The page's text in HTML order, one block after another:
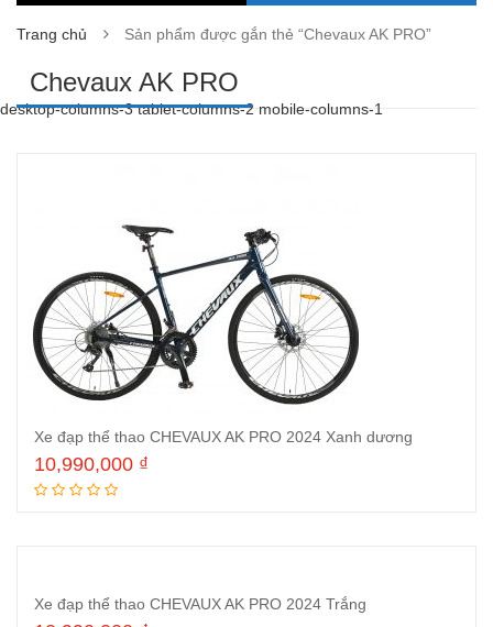
Trang chủ Sản phẩm được gắn thẻ “Chevaux AK PRO”
Chevaux AK PRO
desktop-columns-3 tablet-columns-2 mobile-columns-1
Xe đạp thể thao CHEVAUX AK PRO 2024 Xanh dương
10,990,000 ₫
Xe đạp thể thao CHEVAUX AK PRO 2024 Trắng